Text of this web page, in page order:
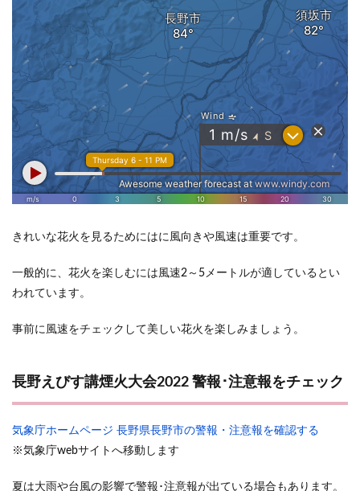
きれいな花火を見るためにはに風向きや風速は重要です。
一般的に、花火を楽しむには風速2～5メートルが適しているとい
われています。
事前に風速をチェックして美しい花火を楽しみましょう。
長野えびす講煙火大会2022 警報･注意報をチェック
気象庁ホームページ 長野県長野市の警報・注意報を確認する
※気象庁webサイトへ移動します
夏は大雨や台風の影響で警報･注意報が出ている場合もあります。